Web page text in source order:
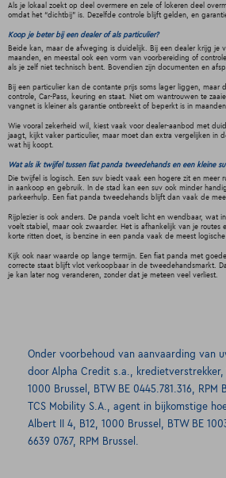
Als je lokaal zoekt op deel overmere en zele of lokeren deel
omdat het “dichtbij” is. Dezelfde controle blijft gelden, en
Koop je beter bij een dealer of als particulier?
Beide kan, maar de afweging is duidelijk. Bij een dealer krijg je
maanden, en meestal ook een vorm van voorbereiding of
als je zelf niet technisch bent. Bovendien zijn documenten en
Bij een particulier kan de contante prijs soms lager liggen, maar
controle, Car-Pass, keuring en staat. Niet om wantrouwen te
vangnet is kleiner als garantie ontbreekt of beperkt is in maanden.
Wie vooral zekerheid wil, kiest vaak voor dealer-aanbod met
jaagt, kijkt vaker particulier, maar moet dan extra vergelijken in
wat hij koopt.
Wat als ik twijfel tussen fiat panda tweedehands en een kleine
Die twijfel is logisch. Een suv biedt vaak een hogere zit en meer
in aankoop en gebruik. In de stad kan een suv ook minder
parkeerhulp. Een fiat panda tweedehands blijft dan vaak de
Rijplezier is ook anders. De panda voelt licht en wendbaar, wat
voelt stabiel, maar ook zwaarder. Het is afhankelijk van je routes
korte ritten doet, is benzine in een panda vaak de meest logische
Kijk ook naar waarde op lange termijn. Een fiat panda met
correcte staat blijft vlot verkoopbaar in de tweedehandsmarkt.
je kan later nog veranderen, zonder dat je meteen veel verliest.
Onder voorbehoud van aanvaarding van
door Alpha Credit s.a.,
1000 Brussel, BTW BE 0445.781.316,
TCS Mobility S.A., agent in bijkomstige
Albert II 4, B12, 1000 Brussel, BTW BE
6639 0767, RPM Brussel.